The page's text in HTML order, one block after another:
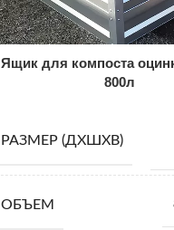
Ящик для компоста
800л
РАЗМЕР (ДХШХВ)
ОБЪЕМ